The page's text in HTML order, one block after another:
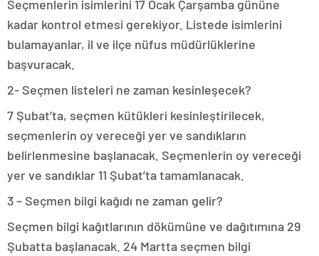
Seçmenlerin isimlerini 17 Ocak Çarşamba gününe
kadar kontrol etmesi gerekiyor. Listede isimlerini
bulamayanlar, il ve ilçe nüfus müdürlüklerine
başvuracak.
2- Seçmen listeleri ne zaman kesinleşecek?
7 Şubat’ta, seçmen kütükleri kesinleştirilecek,
seçmenlerin oy vereceği yer ve sandıkların
belirlenmesine başlanacak. Seçmenlerin oy vereceği
yer ve sandıklar 11 Şubat’ta tamamlanacak.
3 – Seçmen bilgi kağıdı ne zaman gelir?
Seçmen bilgi kağıtlarının dökümüne ve dağıtımına 29
Şubatta başlanacak. 24 Martta seçmen bilgi